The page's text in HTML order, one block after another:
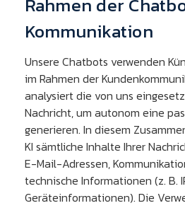
Kommunikation
Unsere Chatbots verwenden
im Rahmen der
analysiert die von uns
Nachricht, um autonom eine
generieren. In diesem
KI sämtliche Inhalte Ihrer
E-Mail-Adressen,
technische Informationen (z. B.
Geräteinformationen). Die